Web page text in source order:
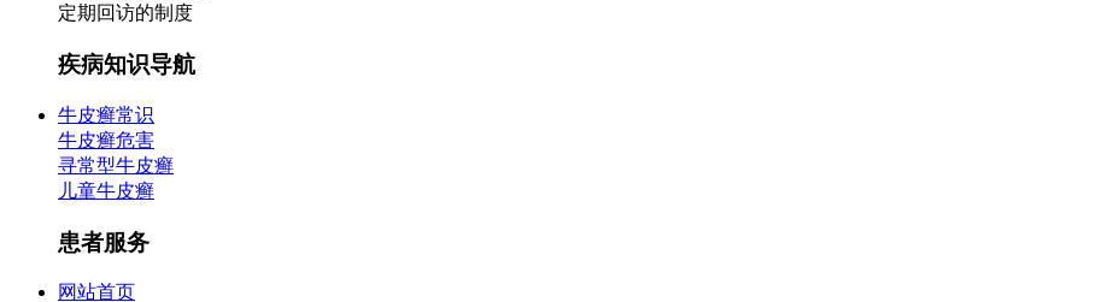
定期回访的制度
疾病知识导航
牛皮癣常识
牛皮癣危害
寻常型牛皮癣
儿童牛皮癣
患者服务
网站首页